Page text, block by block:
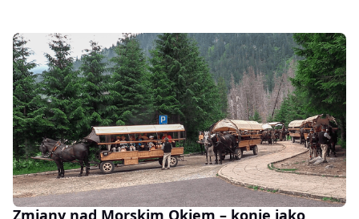
Zmiany nad Morskim Okiem – konie jako